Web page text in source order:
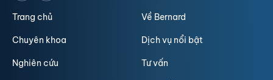
Trang chủ Về Bernard
Chuyên khoa Dịch vụ nổi bật
Nghiên cứu Tư vấn